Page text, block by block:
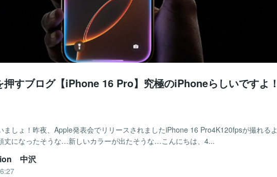
押すブログ【iPhone 16 Pro】究極のiPhoneらしいですよ！
ましょ！昨夜、Apple発表会でリリースされましたiPhone 16 Pro4K120fpsが撮れるよ
丈になったそうな…新しいカラーが出たそうな…こんにちは、4...
中沢